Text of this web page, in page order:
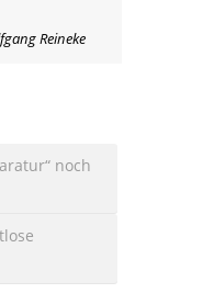
Reineke
noch